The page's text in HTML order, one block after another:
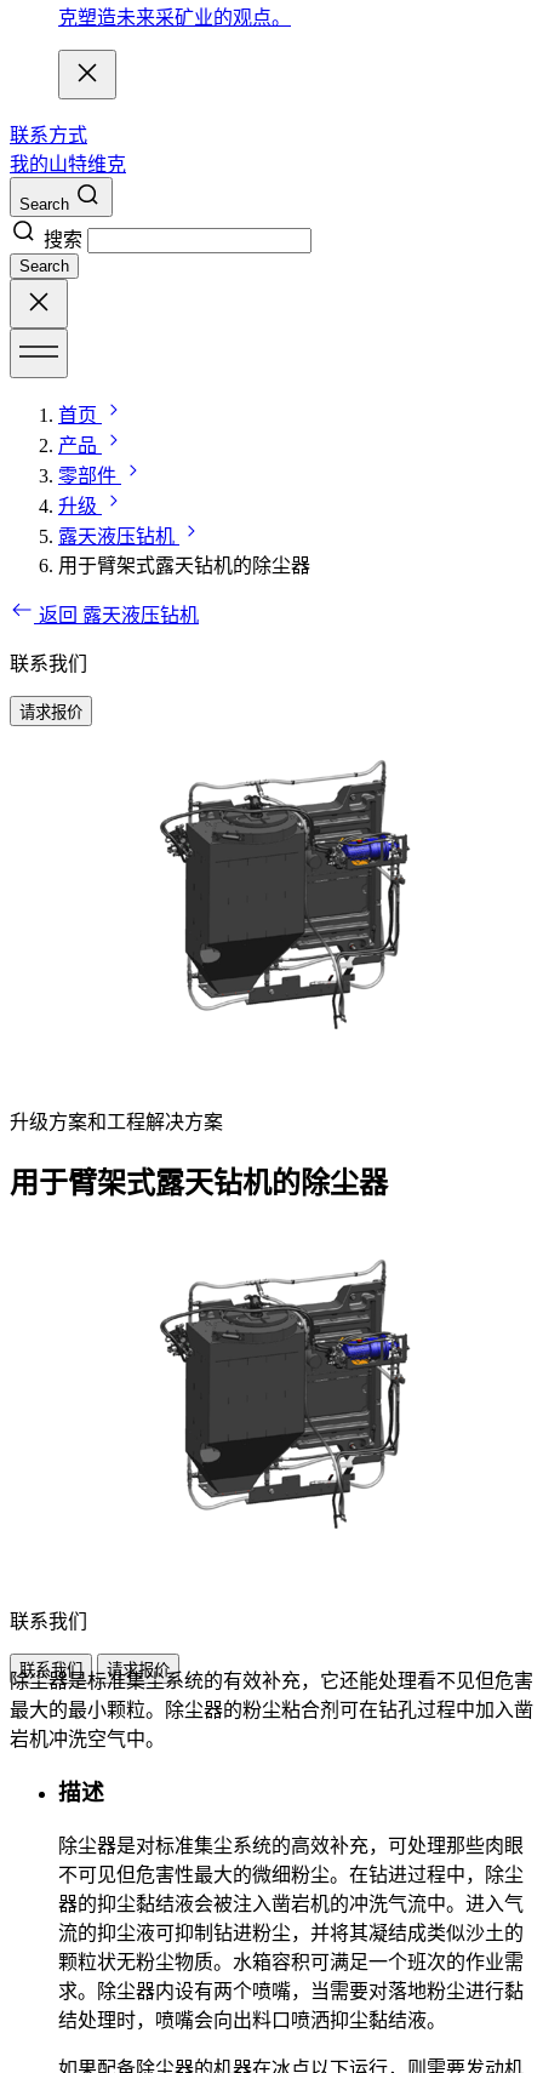
克塑造未来采矿业的观点。
联系方式
我的山特维克
Search
搜索
Search
首页
产品
零部件
升级
露天液压钻机
用于臂架式露天钻机的除尘器
返回 露天液压钻机
联系我们
请求报价
升级方案和工程解决方案
用于臂架式露天钻机的除尘器
联系我们
联系我们 请求报价
除尘器是标准集尘系统的有效补充，它还能处理看不见但危害
最大的最小颗粒。除尘器的粉尘粘合剂可在钻孔过程中加入凿
岩机冲洗空气中。
描述
除尘器是对标准集尘系统的高效补充，可处理那些肉眼
不可见但危害性最大的微细粉尘。在钻进过程中，除尘
器的抑尘黏结液会被注入凿岩机的冲洗气流中。进入气
流的抑尘液可抑制钻进粉尘，并将其凝结成类似沙土的
颗粒状无粉尘物质。水箱容积可满足一个班次的作业需
求。除尘器内设有两个喷嘴，当需要对落地粉尘进行黏
结处理时，喷嘴会向出料口喷洒抑尘黏结液。
如果配备除尘器的机器在冰点以下运行，则需要发动机